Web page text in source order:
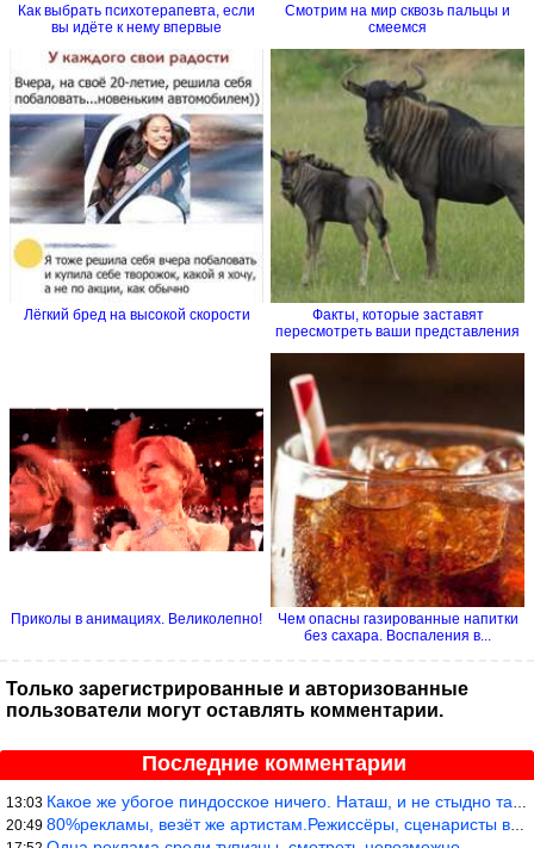
Как выбрать психотерапевта, если
вы идёте к нему впервые
Смотрим на мир сквозь пальцы и
смеемся
Лёгкий бред на высокой скорости
Факты, которые заставят
пересмотреть ваши представления
Приколы в анимациях. Великолепно!
Чем опасны газированные напитки
без сахара. Воспаления в...
Только зарегистрированные и авторизованные
пользователи могут оставлять комментарии.
Последние комментарии
13:03 Какое же убогое пиндосское ничего. Наташ, и не стыдно такую фигн
20:49 80%рекламы, везёт же артистам.Режиссёры, сценаристы вы где или к